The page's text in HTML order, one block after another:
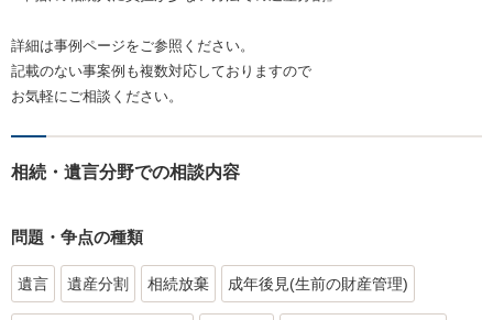
詳細は事例ページをご参照ください。
記載のない事案例も複数対応しておりますので
お気軽にご相談ください。
相続・遺言分野での相談内容
問題・争点の種類
遺言 遺産分割 相続放棄 成年後見(生前の財産管理)